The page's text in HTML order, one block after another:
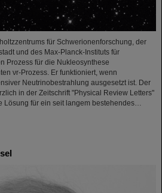
für Schwerionenforschung, der
und des Max-Planck-Instituts für
Prozess für die Nukleosynthese
νr-Prozess. Er funktioniert, wenn
Neutrinobestrahlung ausgesetzt ist. Der
in der Zeitschrift "Physical Review Letters"
Lösung für ein seit langem bestehendes…